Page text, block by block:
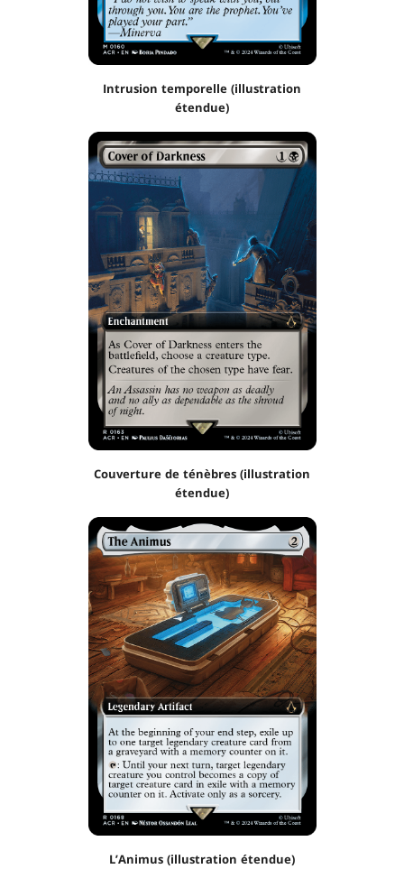
Intrusion temporelle (illustration
étendue)
Couverture de ténèbres (illustration
étendue)
L’Animus (illustration étendue)